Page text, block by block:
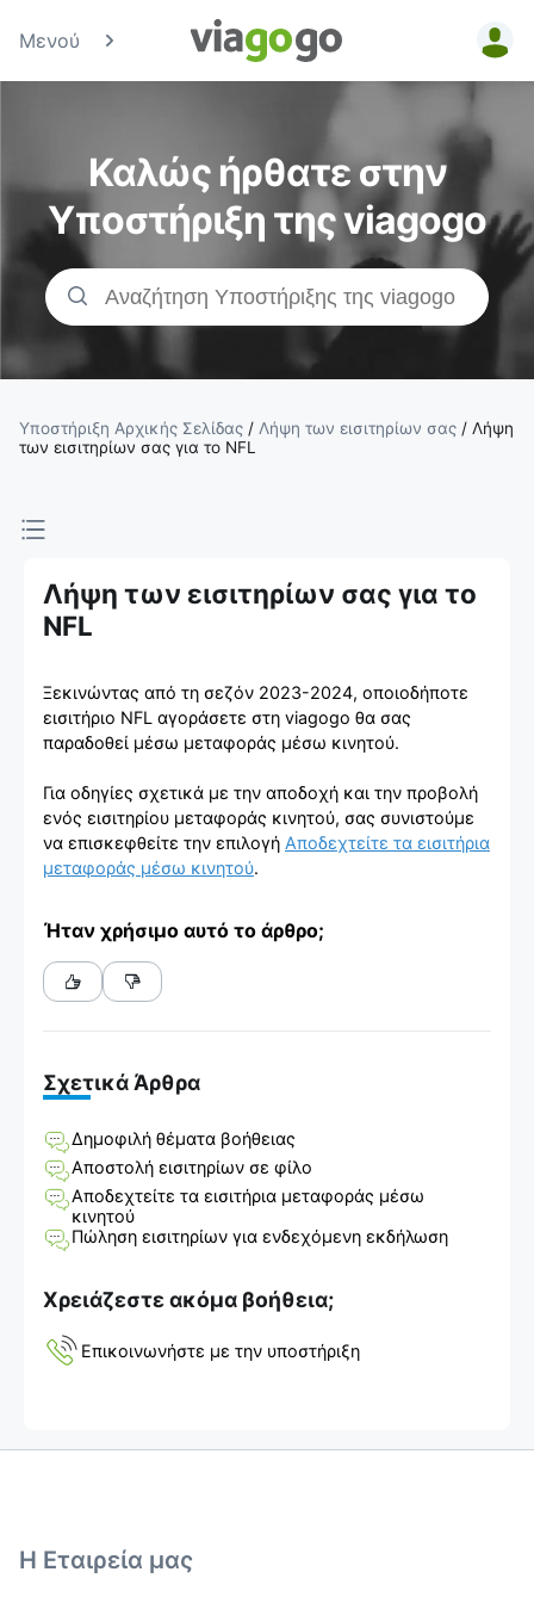
Μενού
Εισιτήρια -
Συναυλία,
Αθλητισμός
&amp;
Εισιτήρια
Θεάτρου |
viagogo Η
Καλώς ήρθατε στην
Υποστήριξη της viagogo
Υποστήριξη Αρχικής Σελίδας / Λήψη των εισιτηρίων σας / Λήψη
των εισιτηρίων σας για το NFL
Λήψη των εισιτηρίων σας για το
NFL
Ξεκινώντας από τη σεζόν 2023-2024, οποιοδήποτε
εισιτήριο NFL αγοράσετε στη viagogo θα σας
παραδοθεί μέσω μεταφοράς μέσω κινητού.
Για οδηγίες σχετικά με την αποδοχή και την προβολή
ενός εισιτηρίου μεταφοράς κινητού, σας συνιστούμε
να επισκεφθείτε την επιλογή Αποδεχτείτε τα εισιτήρια
μεταφοράς μέσω κινητού.
Ήταν χρήσιμο αυτό το άρθρο;
Σχετικά Άρθρα
Δημοφιλή θέματα βοήθειας
Αποστολή εισιτηρίων σε φίλο
Αποδεχτείτε τα εισιτήρια μεταφοράς μέσω
κινητού
Πώληση εισιτηρίων για ενδεχόμενη εκδήλωση
Χρειάζεστε ακόμα βοήθεια;
Επικοινωνήστε με την υποστήριξη
Η Εταιρεία μας